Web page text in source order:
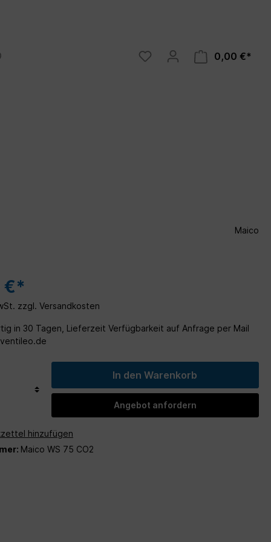
0,00 €*
2020
und
Maico
€*
zzgl. Versandkosten
in 30 Tagen, Lieferzeit Verfügbarkeit auf Anfrage per Mail
In den Warenkorb
Angebot anfordern
hinzufügen
Maico WS 75 CO2